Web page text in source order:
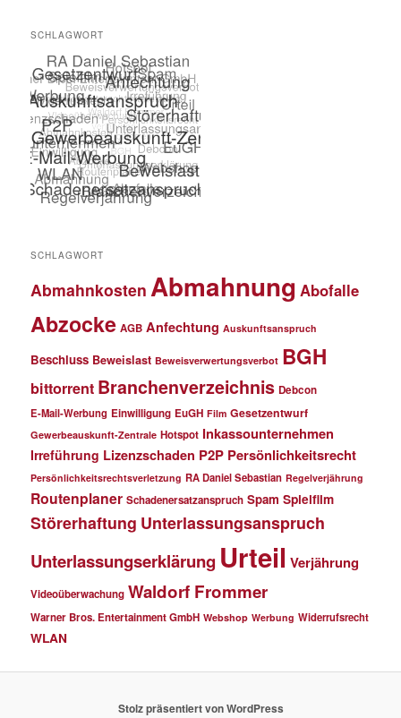
SCHLAGWORT
SCHLAGWORT
Abmahnkosten Abmahnung Abofalle
Abzocke AGB Anfechtung Auskunftsanspruch
Beschluss Beweislast Beweisverwertungsverbot BGH
bittorrent Branchenverzeichnis Debcon
E-Mail-Werbung Einwilligung EuGH Film Gesetzentwurf
Gewerbeauskunft-Zentrale Hotspot Inkassounternehmen
Irreführung Lizenzschaden P2P Persönlichkeitsrecht
Persönlichkeitsrechtsverletzung RA Daniel Sebastian Regelverjährung
Routenplaner Schadenersatzanspruch Spam Spielfilm
Störerhaftung Unterlassungsanspruch
Unterlassungserklärung Urteil Verjährung
Videoüberwachung Waldorf Frommer
Warner Bros. Entertainment GmbH Webshop Werbung Widerrufsrecht
WLAN
Stolz präsentiert von WordPress